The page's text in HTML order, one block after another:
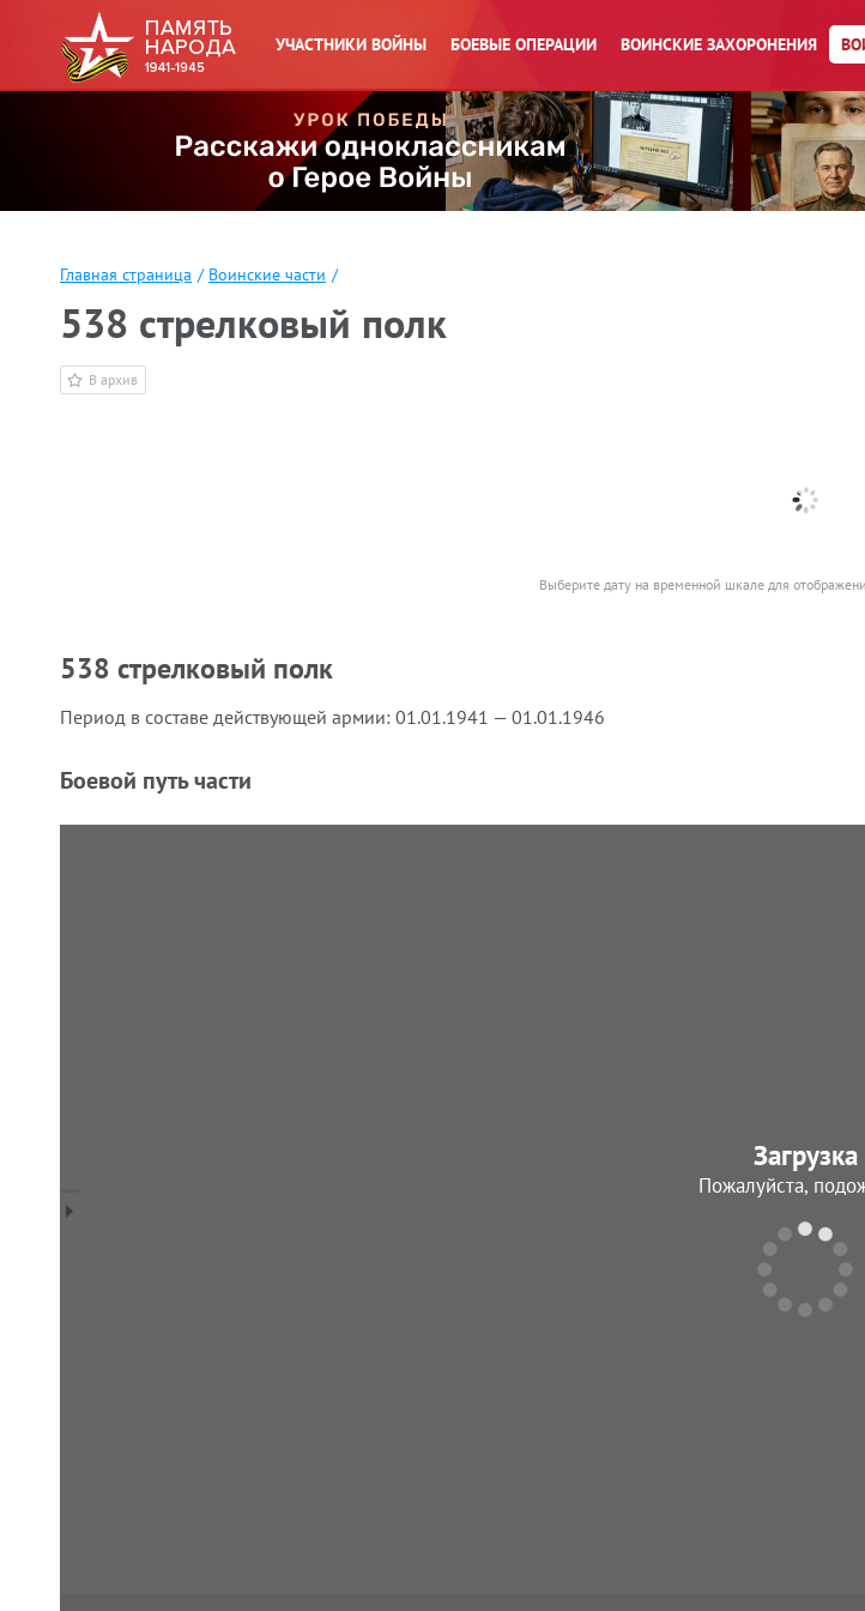
УЧАСТНИКИ ВОЙНЫ БОЕВЫЕ ОПЕРАЦИИ ВОИНСКИЕ ЗАХОРОНЕНИЯ
Главная страница / Воинские части /
538 стрелковый полк
В архив
Выберите дату на временной шкале для
538 стрелковый полк
Период в составе действующей армии: 01.01.1941 — 01.01.1946
Боевой путь части
Загрузка
Пожалуйста,